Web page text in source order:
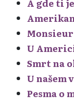
A gde ti
U
Smrt na
U našem
Pesma o